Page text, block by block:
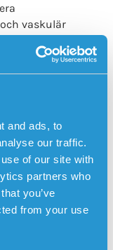
and ads, to
our traffic.
of our site with
partners who
you’ve
from your use
vaskulär
och påverka flera
vanligare bland
genom att utesluta
positionering,
fall-larm
på ett tekniskt
med
utomhus och
kan se
appen.
trygghetslarmet